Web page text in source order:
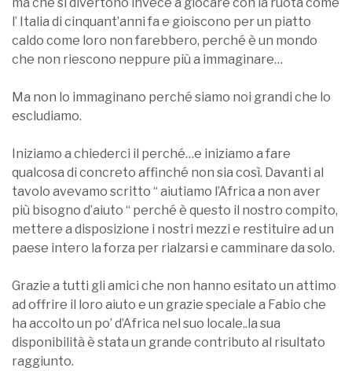
ma che si divertono invece a giocare con la ruota come
l’ Italia di cinquant’anni fa e gioiscono per un piatto
caldo come loro non farebbero, perché è un mondo
che non riescono neppure più a immaginare…
Ma non lo immaginano perché siamo noi grandi che lo
escludiamo.
Iniziamo a chiederci il perché…e iniziamo a fare
qualcosa di concreto affinché non sia così. Davanti al
tavolo avevamo scritto “ aiutiamo l’Africa a non aver
più bisogno d’aiuto “ perché è questo il nostro compito,
mettere a disposizione i nostri mezzi e restituire ad un
paese intero la forza per rialzarsi e camminare da solo.
Grazie a tutti gli amici che non hanno esitato un attimo
ad offrire il loro aiuto e un grazie speciale a Fabio che
ha accolto un po’ d’Africa nel suo locale..la sua
disponibilità è stata un grande contributo al risultato
raggiunto.